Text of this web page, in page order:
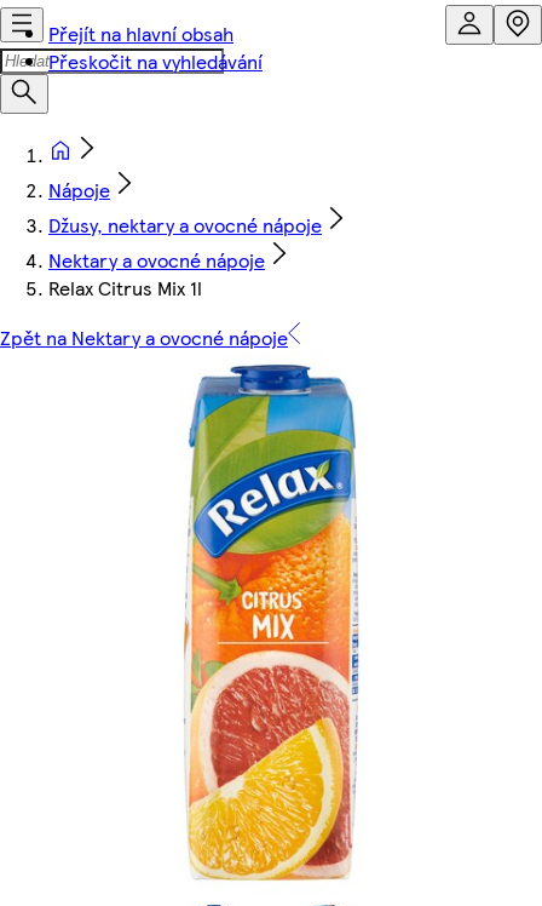
Přejít na hlavní obsah
Přeskočit na vyhledávání
Nápoje
Džusy, nektary a ovocné nápoje
Nektary a ovocné nápoje
Relax Citrus Mix 1l
Zpět na Nektary a ovocné nápoje